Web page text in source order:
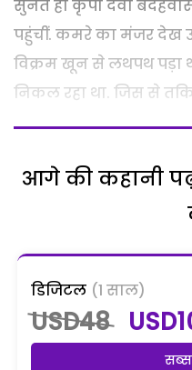
सुनते ही कृपा देवी
पहुंचीं. कमरे का मंजर देख
विक्रम खून से लथपथ पड़ा
निकल रहा था. जिस से
आगे की कहानी
डिजिटल (1 साल)
USD48